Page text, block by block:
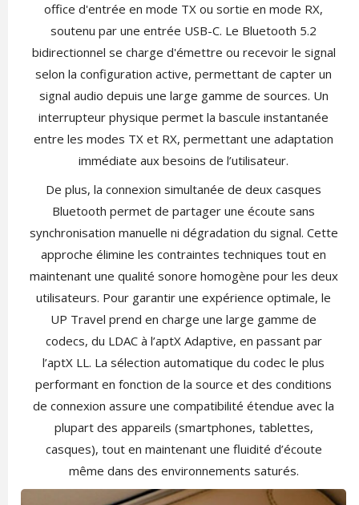
office d'entrée en mode TX ou sortie en mode RX,
soutenu par une entrée USB-C. Le Bluetooth 5.2
bidirectionnel se charge d'émettre ou recevoir le signal
selon la configuration active, permettant de capter un
signal audio depuis une large gamme de sources. Un
interrupteur physique permet la bascule instantanée
entre les modes TX et RX, permettant une adaptation
immédiate aux besoins de l’utilisateur.
De plus, la connexion simultanée de deux casques
Bluetooth permet de partager une écoute sans
synchronisation manuelle ni dégradation du signal. Cette
approche élimine les contraintes techniques tout en
maintenant une qualité sonore homogène pour les deux
utilisateurs. Pour garantir une expérience optimale, le
UP Travel prend en charge une large gamme de
codecs, du LDAC à l’aptX Adaptive, en passant par
l’aptX LL. La sélection automatique du codec le plus
performant en fonction de la source et des conditions
de connexion assure une compatibilité étendue avec la
plupart des appareils (smartphones, tablettes,
casques), tout en maintenant une fluidité d’écoute
même dans des environnements saturés.